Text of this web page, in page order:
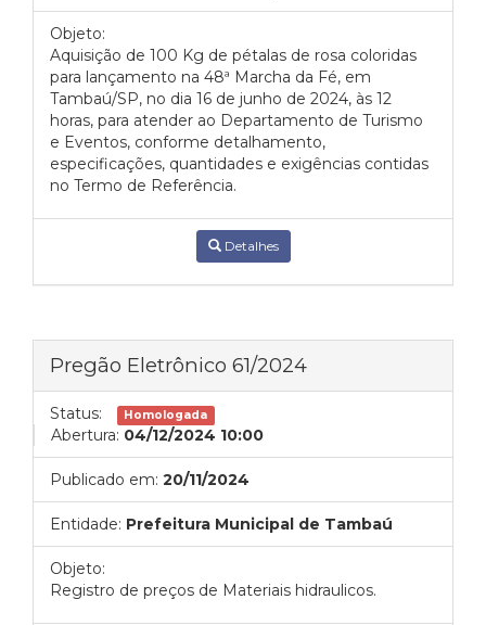
Objeto:
Aquisição de 100 Kg de pétalas de rosa coloridas
para lançamento na 48ª Marcha da Fé, em
Tambaú/SP, no dia 16 de junho de 2024, às 12
horas, para atender ao Departamento de Turismo
e Eventos, conforme detalhamento,
especificações, quantidades e exigências contidas
no Termo de Referência.
Detalhes
Pregão Eletrônico 61/2024
Status: Homologada
Abertura: 04/12/2024 10:00
Publicado em: 20/11/2024
Entidade: Prefeitura Municipal de Tambaú
Objeto:
Registro de preços de Materiais hidraulicos.